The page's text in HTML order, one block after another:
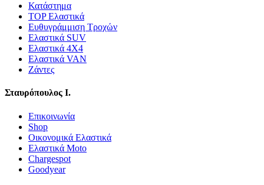
Κατάστημα
TOP Ελαστικά
Ευθυγράμμιση Τροχών
Ελαστικά SUV
Ελαστικά 4X4
Ελαστικά VAN
Ζάντες
Σταυρόπουλος Ι.
Επικοινωνία
Shop
Οικονομικά Ελαστικά
Ελαστικά Moto
Chargespot
Goodyear